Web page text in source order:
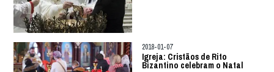
2018-01-07
Igreja: Cristãos de Rito
Bizantino celebram o Natal